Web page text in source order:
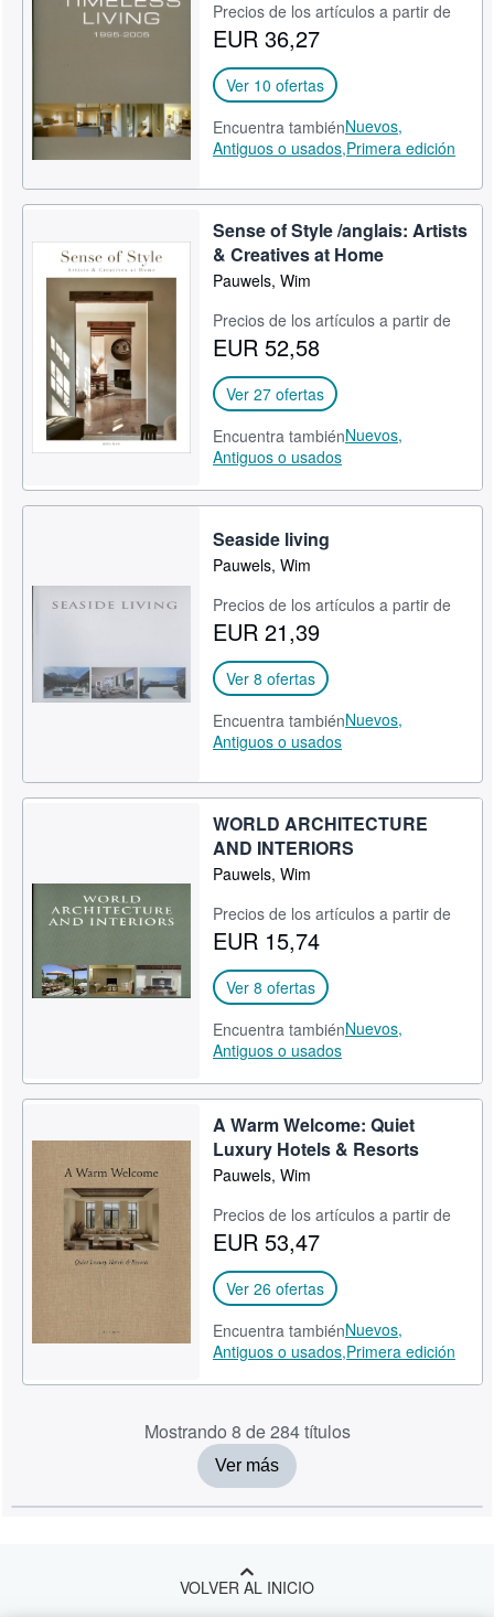
Precios de los artículos a partir de
EUR 36,27
Ver 10 ofertas
Encuentra tambiénNuevos,
Antiguos o usados,Primera edición
Sense of Style /anglais: Artists
& Creatives at Home
Pauwels, Wim
Precios de los artículos a partir de
EUR 52,58
Ver 27 ofertas
Encuentra tambiénNuevos,
Antiguos o usados
Seaside living
Pauwels, Wim
Precios de los artículos a partir de
EUR 21,39
Ver 8 ofertas
Encuentra tambiénNuevos,
Antiguos o usados
WORLD ARCHITECTURE
AND INTERIORS
Pauwels, Wim
Precios de los artículos a partir de
EUR 15,74
Ver 8 ofertas
Encuentra tambiénNuevos,
Antiguos o usados
A Warm Welcome: Quiet
Luxury Hotels & Resorts
Pauwels, Wim
Precios de los artículos a partir de
EUR 53,47
Ver 26 ofertas
Encuentra tambiénNuevos,
Antiguos o usados,Primera edición
Mostrando 8 de 284 títulos
Ver más
VOLVER AL INICIO